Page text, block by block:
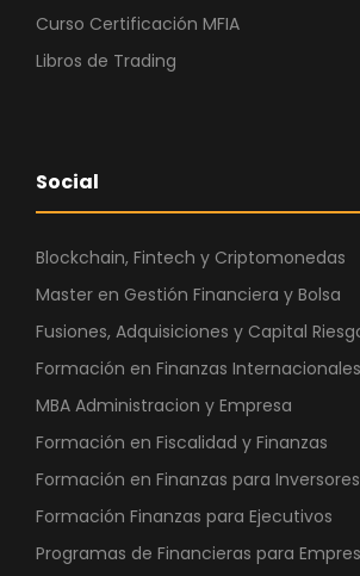
Curso Certificación MFIA
Libros de Trading
Social
Blockchain, Fintech y Criptomonedas
Master en Gestión Financiera y Bolsa
Fusiones, Adquisiciones y Capital
Formación en Finanzas Internacionales
MBA Administracion y Empresa
Formación en Fiscalidad y Finanzas
Formación en Finanzas para Inversores
Formación Finanzas para Ejecutivos
Programas de Financieras para